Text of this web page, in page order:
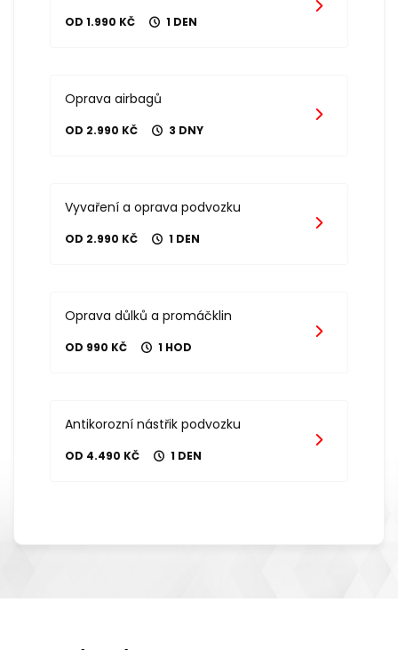
OD 1.990 KČ 1 DEN
Oprava airbagů
OD 2.990 KČ 3 DNY
Vyvaření a oprava podvozku
OD 2.990 KČ 1 DEN
Oprava důlků a promáčklin
OD 990 KČ 1 HOD
Antikorozní nástřik podvozku
OD 4.490 KČ 1 DEN